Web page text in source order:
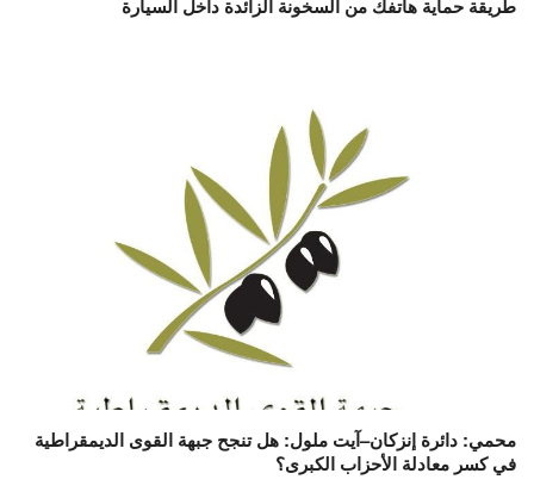
طريقة حماية هاتفك من السخونة الزائدة داخل السيارة
محمي: دائرة إنزكان–آيت ملول: هل تنجح جبهة القوى الديمقراطية
في كسر معادلة الأحزاب الكبرى؟